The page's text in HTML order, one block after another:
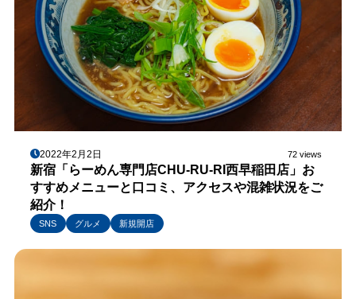
2022年2月2日 72 views
新宿「らーめん専門店CHU-RU-RI西早稲田店」お
すすめメニューと口コミ、アクセスや混雑状況をご
紹介！
SNS グルメ 新規開店